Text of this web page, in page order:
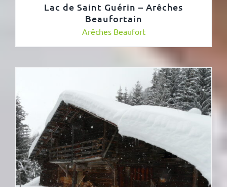
Lac de Saint Guérin – Arêches
Beaufortain
Arêches Beaufort